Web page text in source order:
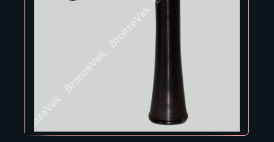
Воронеж
Горно-Алтайск